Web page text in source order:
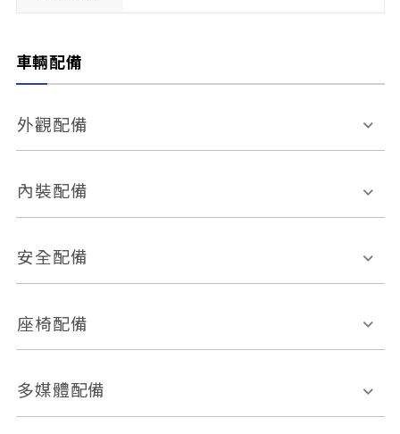
車輛配備
外觀配備
電動天窗
後視鏡方向指示燈
內裝配備
多功能方向盤
恆溫空調
安全配備
前座正面氣囊
ABS防鎖死
座椅配備
皮椅
多媒體配備